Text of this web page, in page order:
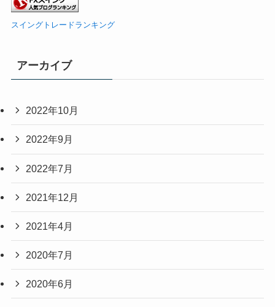
スイングトレードランキング
アーカイブ
2022年10月
2022年9月
2022年7月
2021年12月
2021年4月
2020年7月
2020年6月